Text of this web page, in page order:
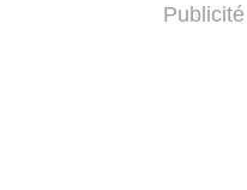
Publicité